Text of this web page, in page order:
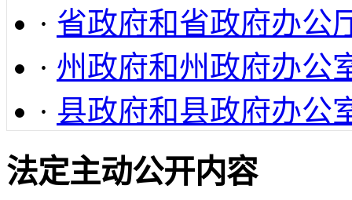
· 省政府和省政府办公
· 州政府和州政府办公
· 县政府和县政府办公
法定主动公开内容